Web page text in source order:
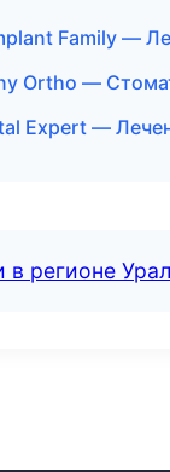
Family —
Ortho —
Expert —
в регионе